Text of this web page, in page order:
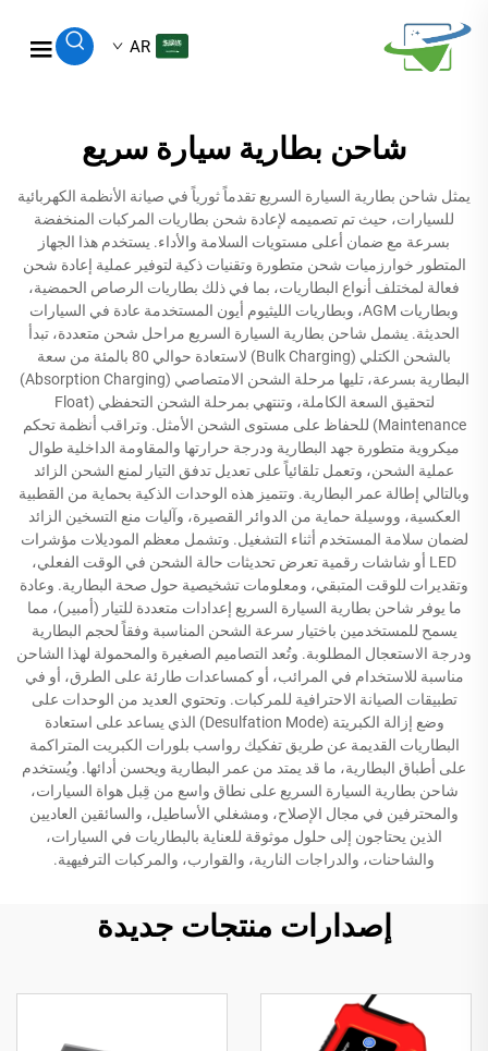
AR
شاحن بطارية سيارة سريع
يمثل شاحن بطارية السيارة السريع تقدماً ثورياً في صيانة الأنظمة الكهربائية
للسيارات، حيث تم تصميمه لإعادة شحن بطاريات المركبات المنخفضة
بسرعة مع ضمان أعلى مستويات السلامة والأداء. يستخدم هذا الجهاز
المتطور خوارزميات شحن متطورة وتقنيات ذكية لتوفير عملية إعادة شحن
فعالة لمختلف أنواع البطاريات، بما في ذلك بطاريات الرصاص الحمضية،
وبطاريات AGM، وبطاريات الليثيوم أيون المستخدمة عادة في السيارات
الحديثة. يشمل شاحن بطارية السيارة السريع مراحل شحن متعددة، تبدأ
بالشحن الكتلي (Bulk Charging) لاستعادة حوالي 80 بالمئة من سعة
البطارية بسرعة، تليها مرحلة الشحن الامتصاصي (Absorption Charging)
لتحقيق السعة الكاملة، وتنتهي بمرحلة الشحن التحفظي (Float
Maintenance) للحفاظ على مستوى الشحن الأمثل. وتراقب أنظمة تحكم
ميكروية متطورة جهد البطارية ودرجة حرارتها والمقاومة الداخلية طوال
عملية الشحن، وتعمل تلقائياً على تعديل تدفق التيار لمنع الشحن الزائد
وبالتالي إطالة عمر البطارية. وتتميز هذه الوحدات الذكية بحماية من القطبية
العكسية، ووسيلة حماية من الدوائر القصيرة، وآليات منع التسخين الزائد
لضمان سلامة المستخدم أثناء التشغيل. وتشمل معظم الموديلات مؤشرات
LED أو شاشات رقمية تعرض تحديثات حالة الشحن في الوقت الفعلي،
وتقديرات للوقت المتبقي، ومعلومات تشخيصية حول صحة البطارية. وعادة
ما يوفر شاحن بطارية السيارة السريع إعدادات متعددة للتيار (أمبير)، مما
يسمح للمستخدمين باختيار سرعة الشحن المناسبة وفقاً لحجم البطارية
ودرجة الاستعجال المطلوبة. وتُعد التصاميم الصغيرة والمحمولة لهذا الشاحن
مناسبة للاستخدام في المرائب، أو كمساعدات طارئة على الطرق، أو في
تطبيقات الصيانة الاحترافية للمركبات. وتحتوي العديد من الوحدات على
وضع إزالة الكبريتة (Desulfation Mode) الذي يساعد على استعادة
البطاريات القديمة عن طريق تفكيك رواسب بلورات الكبريت المتراكمة
على أطباق البطارية، ما قد يمتد من عمر البطارية ويحسن أدائها. ويُستخدم
شاحن بطارية السيارة السريع على نطاق واسع من قِبل هواة السيارات،
والمحترفين في مجال الإصلاح، ومشغلي الأساطيل، والسائقين العاديين
الذين يحتاجون إلى حلول موثوقة للعناية بالبطاريات في السيارات،
والشاحنات، والدراجات النارية، والقوارب، والمركبات الترفيهية.
إصدارات منتجات جديدة